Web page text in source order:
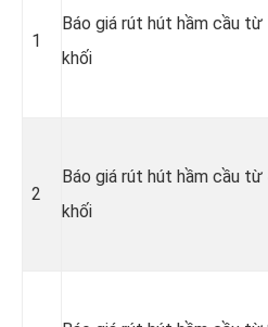
1
Báo giá rút hút hầm cầu từ
khối
2
Báo giá rút hút hầm cầu từ
khối